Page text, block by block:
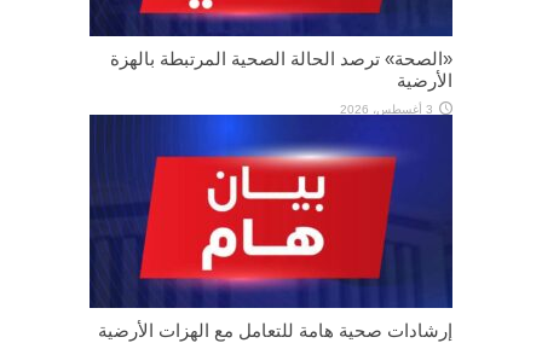
«الصحة» ترصد الحالة الصحية المرتبطة بالهزة
الأرضية
3 أغسطس، 2026
إرشادات صحية هامة للتعامل مع الهزات الأرضية